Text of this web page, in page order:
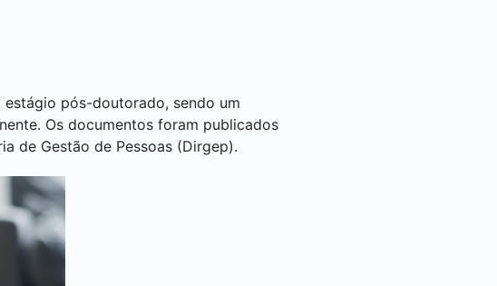
pós-doutorado, sendo um
Os documentos foram publicados
de Gestão de Pessoas (Dirgep).